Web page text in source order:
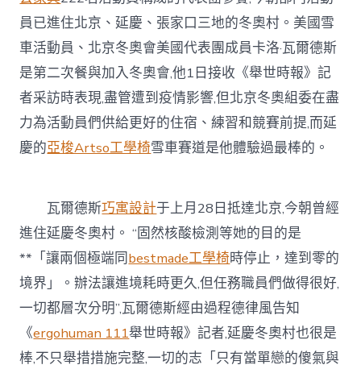
車
賽
道
是
我
體
驗
過
億
學
椅
最
棒
的”〉
中
員已進住北京、延慶、張家口三地的冬奧村。美國雪
車活動員、北京冬奧會美國代表團成員卡洛·瓦爾德斯
是第二次餐與加入冬奧會,他1日接收《舉世時報》記
者采訪時表現,盡管遭到疫情影響,但北京冬奧組委在盡
力為活動員們供給更好的住宿、練習和競賽前提,而延
慶的亞梭Artso工學椅雪車賽道是他體驗過最棒的。
瓦爾德斯巧寓設計于上月28日抵達北京,今朝曾經
進住延慶冬奧村。 “固然核酸檢測等她的目的是
**「讓兩個極端同bestmade工學椅時停止，達到零的
境界」。辦法讓進境耗時更久,但任務職員們做得很好,
一切都層次分明”,瓦爾德斯經由過程德律風告知
《ergohuman 111舉世時報》記者,延慶冬奧村也很是
棒,不只舉措措施完整,一切的志「只有當單戀的傻氣與